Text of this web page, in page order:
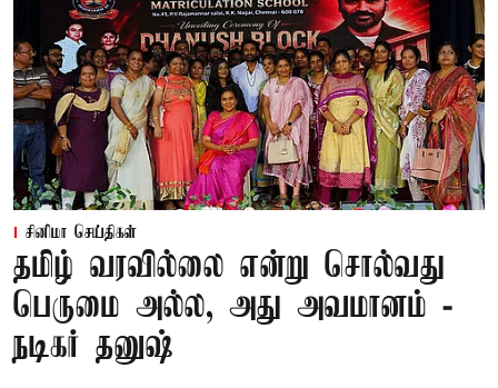
சினிமா செய்திகள்
தமிழ் வரவில்லை என்று சொல்வது
பெருமை அல்ல, அது அவமானம் -
நடிகர் தனுஷ்